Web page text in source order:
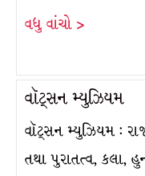
વધુ વાંચો >
વૉટ્સન મ્યુઝિયમ
વૉટ્સન મ્યુઝિયમ :
તથા પુરાતત્વ, કલા,